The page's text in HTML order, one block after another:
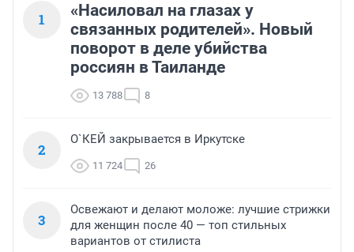
1
«Насиловал на глазах у
связанных родителей». Новый
поворот в деле убийства
россиян в Таиланде
13 788 8
2
О`КЕЙ закрывается в Иркутске
11 724 26
3
Освежают и делают моложе: лучшие стрижки
для женщин после 40 — топ стильных
вариантов от стилиста